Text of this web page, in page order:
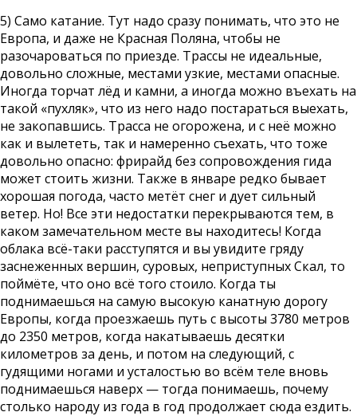
5) Само катание. Тут надо сразу понимать, что это не
Европа, и даже не Красная Поляна, чтобы не
разочароваться по приезде. Трассы не идеальные,
довольно сложные, местами узкие, местами опасные.
Иногда торчат лёд и камни, а иногда можно въехать на
такой «пухляк», что из него надо постараться выехать,
не закопавшись. Трасса не огорожена, и с неё можно
как и вылететь, так и намеренно съехать, что тоже
довольно опасно: фрирайд без сопровождения гида
может стоить жизни. Также в январе редко бывает
хорошая погода, часто метёт снег и дует сильный
ветер. Но! Все эти недостатки перекрываются тем, в
каком замечательном месте вы находитесь! Когда
облака всё-таки расступятся и вы увидите гряду
заснеженных вершин, суровых, неприступных Скал, то
поймёте, что оно всё того стоило. Когда ты
поднимаешься на самую высокую канатную дорогу
Европы, когда проезжаешь путь с высоты 3780 метров
до 2350 метров, когда накатываешь десятки
километров за день, и потом на следующий, с
гудящими ногами и усталостью во всём теле вновь
поднимаешься наверх — тогда понимаешь, почему
столько народу из года в год продолжает сюда ездить.